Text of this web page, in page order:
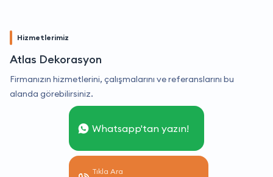
Hizmetlerimiz
Atlas Dekorasyon
Firmanızın hizmetlerini, çalışmalarını ve referanslarını bu
alanda görebilirsiniz.
Whatsapp'tan yazın!
Tıkla Ara